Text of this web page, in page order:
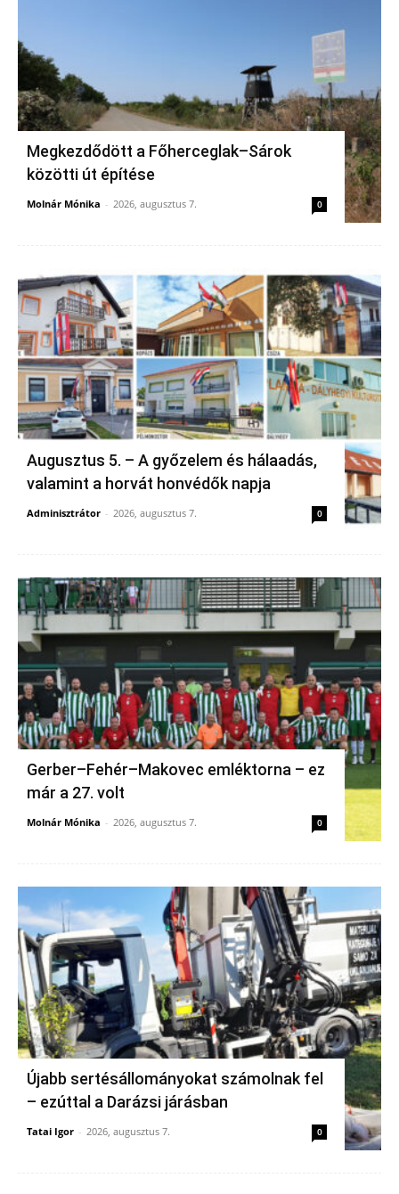
Megkezdődött a Főherceglak–Sárok
közötti út építése
Molnár Mónika - 2026, augusztus 7. 0
Augusztus 5. – A győzelem és hálaadás,
valamint a horvát honvédők napja
Adminisztrátor - 2026, augusztus 7. 0
Gerber–Fehér–Makovec emléktorna – ez
már a 27. volt
Molnár Mónika - 2026, augusztus 7. 0
Újabb sertésállományokat számolnak fel
– ezúttal a Darázsi járásban
Tatai Igor - 2026, augusztus 7. 0